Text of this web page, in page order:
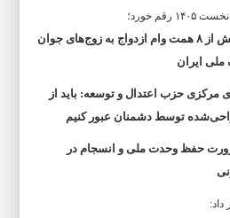
رقم خورد؛
پرداخت بیش از ۸ همت وام ازدواج به زوج‌های جوان
ایران
حزب اعتدال و توسعه: باید از
توسط دشمنان عبور کنیم
حفظ وحدت ملی و انسجام در
داد: